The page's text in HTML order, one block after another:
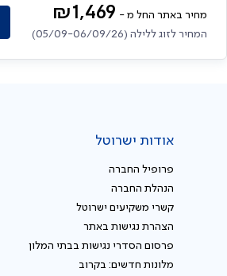
מחיר באתר החל מ - 1,469
₪
המחיר לזוג ללילה (05/09-06/09/26)
אודות ישרוטל
פרופיל החברה
הנהלת החברה
קשרי משקיעים ישרוטל
הצהרת נגישות באתר
פרסום הסדרי נגישות בבתי המלון
מלונות חדשים: בקרוב